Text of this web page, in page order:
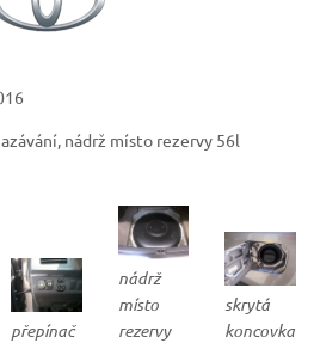
nádrž místo rezervy 56l
přepínač
nádrž
místo
rezervy
skrytá
koncovka